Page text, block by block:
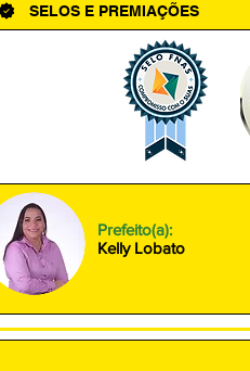
SELOS E PREMIAÇÕES
Prefeito(a):
Kelly Lobato